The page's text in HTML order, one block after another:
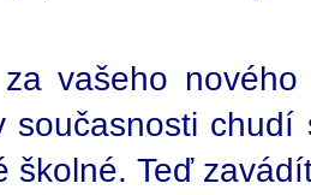
vašeho
současnosti
školné. Teď